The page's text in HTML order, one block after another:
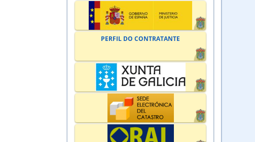
PERFIL DO CONTRATANTE